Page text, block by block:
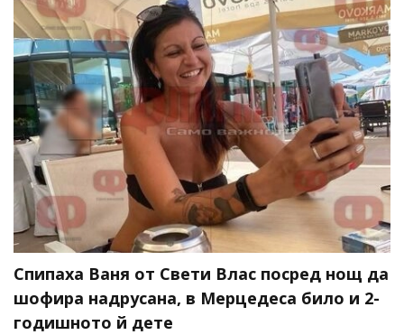
Спипаха Ваня от Свети Влас посред нощ да
шофира надрусана, в Мерцедеса било и 2-
годишното й дете